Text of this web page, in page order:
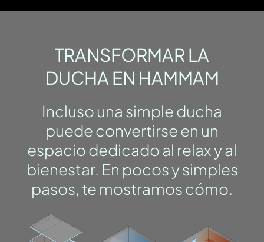
TRANSFORMAR LA
DUCHA EN HAMMAM
Incluso una simple ducha
puede convertirse en un
espacio dedicado al relax y al
bienestar. En pocos y simples
pasos, te mostramos cómo.